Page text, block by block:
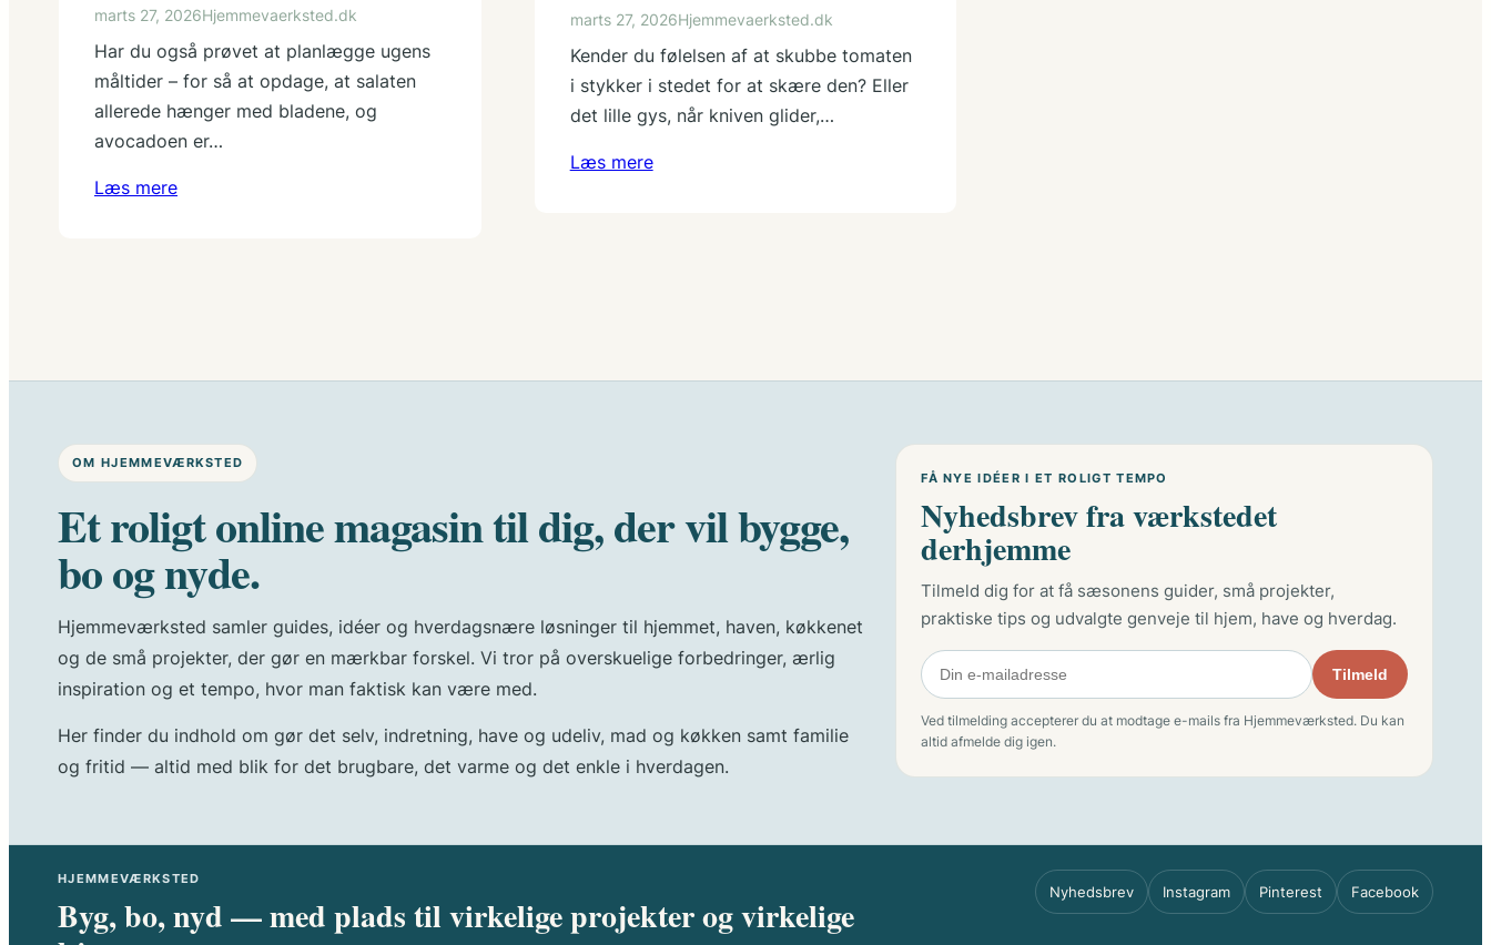
marts 27, 2026Hjemmevaerksted.dk
Har du også prøvet at planlægge ugens
måltider – for så at opdage, at salaten
allerede hænger med bladene, og
avocadoen er…
Læs mere
marts 27, 2026Hjemmevaerksted.dk
Kender du følelsen af at skubbe tomaten
i stykker i stedet for at skære den? Eller
det lille gys, når kniven glider,…
Læs mere
OM HJEMMEVÆRKSTED
Et roligt online magasin til dig, der vil bygge,
bo og nyde.
Hjemmeværksted samler guides, idéer og hverdagsnære løsninger til hjemmet, haven, køkkenet
og de små projekter, der gør en mærkbar forskel. Vi tror på overskuelige forbedringer, ærlig
inspiration og et tempo, hvor man faktisk kan være med.
Her finder du indhold om gør det selv, indretning, have og udeliv, mad og køkken samt familie
og fritid — altid med blik for det brugbare, det varme og det enkle i hverdagen.
FÅ NYE IDÉER I ET ROLIGT TEMPO
Nyhedsbrev fra værkstedet
derhjemme
Tilmeld dig for at få sæsonens guider, små projekter,
praktiske tips og udvalgte genveje til hjem, have og hverdag.
Tilmeld
Ved tilmelding accepterer du at modtage e-mails fra Hjemmeværksted. Du kan
altid afmelde dig igen.
HJEMMEVÆRKSTED
Byg, bo, nyd — med plads til virkelige projekter og virkelige
Nyhedsbrev Instagram Pinterest Facebook